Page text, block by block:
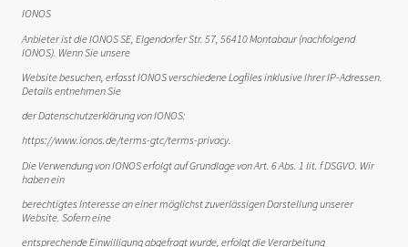
IONOS
Anbieter ist die IONOS SE, Elgendorfer Str. 57, 56410 Montabaur (nachfolgend
IONOS). Wenn Sie unsere
Website besuchen, erfasst IONOS verschiedene Logfiles inklusive Ihrer IP-Adressen.
Details entnehmen Sie
der Datenschutzerklärung von IONOS:
https://www.ionos.de/terms-gtc/terms-privacy.
Die Verwendung von IONOS erfolgt auf Grundlage von Art. 6 Abs. 1 lit. f DSGVO. Wir
haben ein
berechtigtes Interesse an einer möglichst zuverlässigen Darstellung unserer
Website. Sofern eine
entsprechende Einwilligung abgefragt wurde, erfolgt die Verarbeitung